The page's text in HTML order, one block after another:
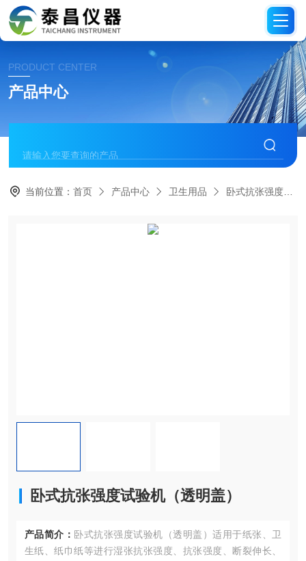
PRODUCT CENTER
产品中心
当前位置：首页 产品中心 卫生用品 卧式抗张强度试验机
卧式抗张强度试验机（透明盖）
产品简介： 卧式抗张强度试验机（透明盖）适用于纸张、卫
生纸、纸巾纸等进行湿张抗张强度、抗张强度、断裂伸长、